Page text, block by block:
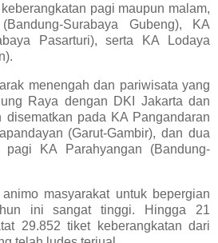
pagi maupun malam,
Surabaya Gubeng), KA
Pasarturi), serta KA Lodaya
menengah dan pariwisata yang
Raya dengan DKI Jakarta dan
disematkan pada KA Pangandaran
(Garut-Gambir), dan dua
pagi KA Parahyangan (Bandung-
masyarakat untuk bepergian
ini sangat tinggi. Hingga 21
29.852 tiket keberangkatan dari